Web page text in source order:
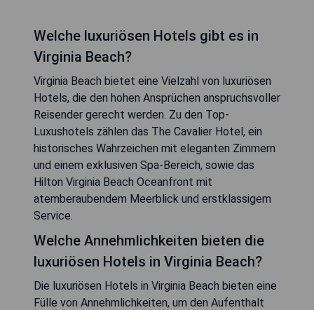
Welche luxuriösen Hotels gibt es in
Virginia Beach?
Virginia Beach bietet eine Vielzahl von luxuriösen
Hotels, die den hohen Ansprüchen anspruchsvoller
Reisender gerecht werden. Zu den Top-
Luxushotels zählen das The Cavalier Hotel, ein
historisches Wahrzeichen mit eleganten Zimmern
und einem exklusiven Spa-Bereich, sowie das
Hilton Virginia Beach Oceanfront mit
atemberaubendem Meerblick und erstklassigem
Service.
Welche Annehmlichkeiten bieten die
luxuriösen Hotels in Virginia Beach?
Die luxuriösen Hotels in Virginia Beach bieten eine
Fülle von Annehmlichkeiten, um den Aufenthalt